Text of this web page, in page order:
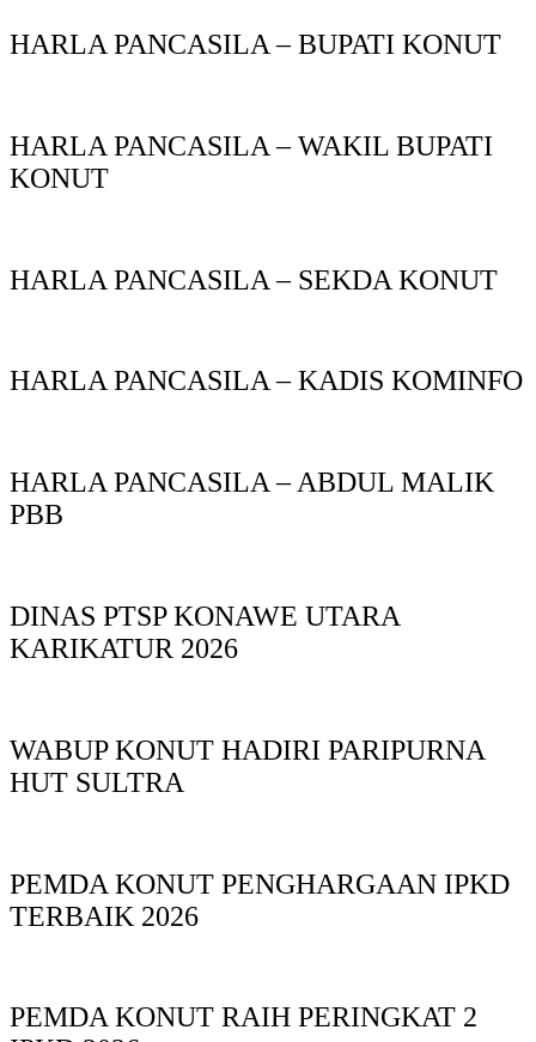
HARLA PANCASILA – BUPATI KONUT
HARLA PANCASILA – WAKIL BUPATI
KONUT
HARLA PANCASILA – SEKDA KONUT
HARLA PANCASILA – KADIS KOMINFO
HARLA PANCASILA – ABDUL MALIK
PBB
DINAS PTSP KONAWE UTARA
KARIKATUR 2026
WABUP KONUT HADIRI PARIPURNA
HUT SULTRA
PEMDA KONUT PENGHARGAAN IPKD
TERBAIK 2026
PEMDA KONUT RAIH PERINGKAT 2